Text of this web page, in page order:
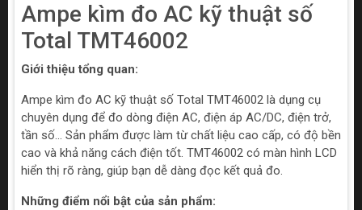
Ampe kìm đo AC kỹ thuật số
Total TMT46002
Giới thiệu tổng quan:
Ampe kìm đo AC kỹ thuật số Total TMT46002 là dụng cụ
chuyên dụng để đo dòng điện AC, điện áp AC/DC, điện trở,
tần số... Sản phẩm được làm từ chất liệu cao cấp, có độ bền
cao và khả năng cách điện tốt. TMT46002 có màn hình LCD
hiển thị rõ ràng, giúp bạn dễ dàng đọc kết quả đo.
Những điểm nổi bật của sản phẩm: